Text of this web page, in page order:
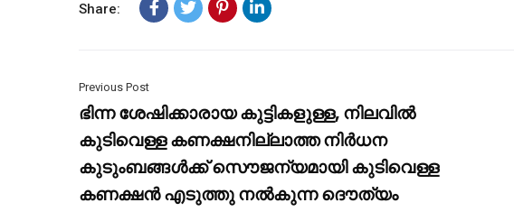
Share:
Previous Post
ഭിന്ന ശേഷിക്കാരായ കുട്ടികളുള്ള, നിലവിൽ
കുടിവെള്ള കണക്ഷനില്ലാത്ത നിർധന
കുടുംബങ്ങൾക്ക് സൌജന്യമായി കുടിവെള്ള
കണക്ഷൻ എടുത്തു നൽകുന്ന ദൌത്യം